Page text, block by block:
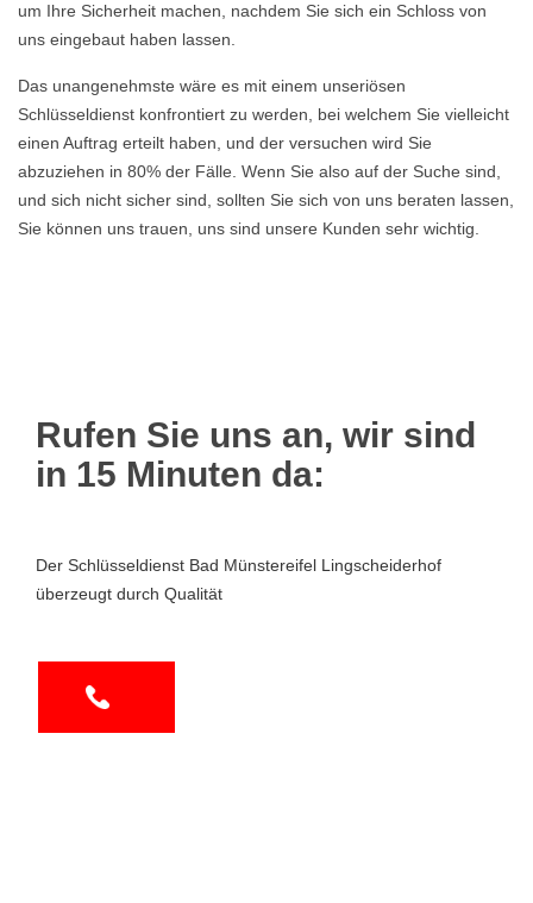
um Ihre Sicherheit machen, nachdem Sie sich ein Schloss von
uns eingebaut haben lassen.
Das unangenehmste wäre es mit einem unseriösen
Schlüsseldienst konfrontiert zu werden, bei welchem Sie vielleicht
einen Auftrag erteilt haben, und der versuchen wird Sie
abzuziehen in 80% der Fälle. Wenn Sie also auf der Suche sind,
und sich nicht sicher sind, sollten Sie sich von uns beraten lassen,
Sie können uns trauen, uns sind unsere Kunden sehr wichtig.
Rufen Sie uns an, wir sind
in 15 Minuten da:
Der Schlüsseldienst Bad Münstereifel Lingscheiderhof
überzeugt durch Qualität